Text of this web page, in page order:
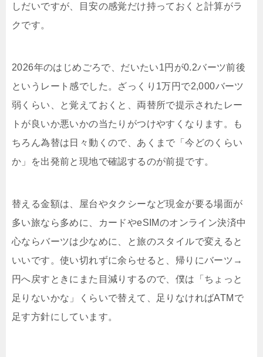
しだいですが、目安の感覚だけ持っておくと計算がラ
クです。
2026年のはじめごろで、だいたい1円が0.2バーツ前後
というレート感でした。ざっくり1万円で2,000バーツ
弱くらい、と覚えておくと、両替所で提示されたレー
トが良いか悪いかの当たりがつけやすくなります。も
ちろん為替は日々動くので、あくまで「今どのくらい
か」を出発前と現地で確認するのが前提です。
替える金額は、屋台やタクシーなど現金が要る場面が
多い旅なら多めに、カードやeSIMのオンライン決済中
心ならバーツは少なめに、と旅のスタイルで変えると
いいです。使い切れずに余らせると、帰りにバーツ→
円へ戻すときにまた目減りするので、僕は「ちょっと
足りないかな」くらいで替えて、足りなければATMで
足す方針にしています。